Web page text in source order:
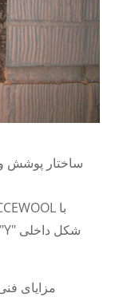
ساختار پوشش
مزایای